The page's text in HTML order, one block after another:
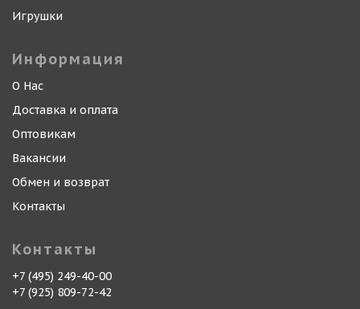
Игрушки
Информация
О Нас
Доставка и оплата
Оптовикам
Вакансии
Обмен и возврат
Контакты
Контакты
+7 (495) 249-40-00
+7 (925) 809-72-42